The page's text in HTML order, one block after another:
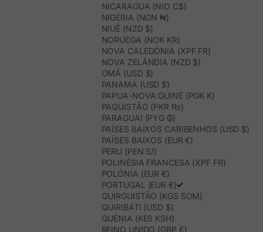
NICARÁGUA (NIO C$)
NIGÉRIA (NGN ₦)
NIUÊ (NZD $)
NORUEGA (NOK KR)
NOVA CALEDÓNIA (XPF FR)
NOVA ZELÂNDIA (NZD $)
OMÃ (USD $)
PANAMÁ (USD $)
PAPUA-NOVA GUINÉ (PGK K)
PAQUISTÃO (PKR ₨)
PARAGUAI (PYG ₲)
PAÍSES BAIXOS CARIBENHOS (USD $)
PAÍSES BAIXOS (EUR €)
PERU (PEN S/)
POLINÉSIA FRANCESA (XPF FR)
POLÓNIA (EUR €)
PORTUGAL (EUR €)
QUIRGUISTÃO (KGS SOM)
QUIRIBÁTI (USD $)
QUÉNIA (KES KSH)
REINO UNIDO (GBP £)